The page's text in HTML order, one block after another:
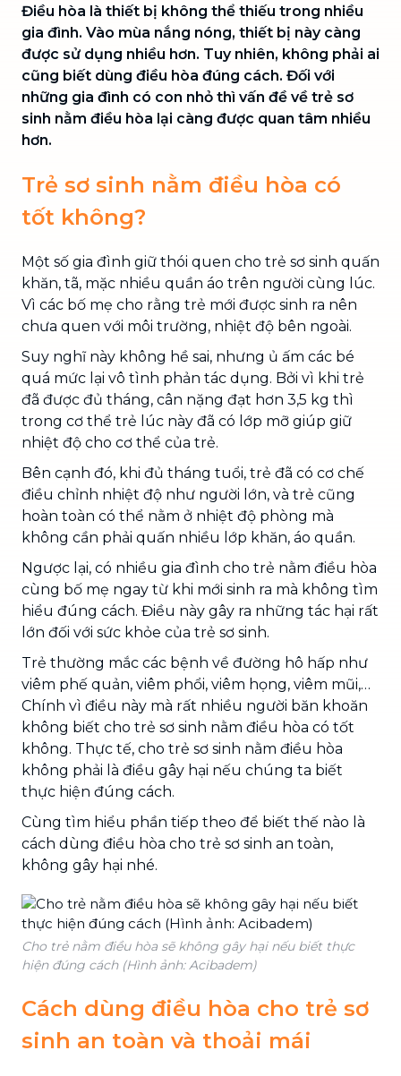
Điều hòa là thiết bị không thể thiếu trong nhiều
gia đình. Vào mùa nắng nóng, thiết bị này càng
được sử dụng nhiều hơn. Tuy nhiên, không phải ai
cũng biết dùng điều hòa đúng cách. Đối với
những gia đình có con nhỏ thì vấn đề về trẻ sơ
sinh nằm điều hòa lại càng được quan tâm nhiều
hơn.
Trẻ sơ sinh nằm điều hòa có
tốt không?
Một số gia đình giữ thói quen cho trẻ sơ sinh quấn
khăn, tã, mặc nhiều quần áo trên người cùng lúc.
Vì các bố mẹ cho rằng trẻ mới được sinh ra nên
chưa quen với môi trường, nhiệt độ bên ngoài.
Suy nghĩ này không hề sai, nhưng ủ ấm các bé
quá mức lại vô tình phản tác dụng. Bởi vì khi trẻ
đã được đủ tháng, cân nặng đạt hơn 3,5 kg thì
trong cơ thể trẻ lúc này đã có lớp mỡ giúp giữ
nhiệt độ cho cơ thể của trẻ.
Bên cạnh đó, khi đủ tháng tuổi, trẻ đã có cơ chế
điều chỉnh nhiệt độ như người lớn, và trẻ cũng
hoàn toàn có thể nằm ở nhiệt độ phòng mà
không cần phải quấn nhiều lớp khăn, áo quần.
Ngược lại, có nhiều gia đình cho trẻ nằm điều hòa
cùng bố mẹ ngay từ khi mới sinh ra mà không tìm
hiểu đúng cách. Điều này gây ra những tác hại rất
lớn đối với sức khỏe của trẻ sơ sinh.
Trẻ thường mắc các bệnh về đường hô hấp như
viêm phế quản, viêm phổi, viêm họng, viêm mũi,…
Chính vì điều này mà rất nhiều người băn khoăn
không biết cho trẻ sơ sinh nằm điều hòa có tốt
không. Thực tế, cho trẻ sơ sinh nằm điều hòa
không phải là điều gây hại nếu chúng ta biết
thực hiện đúng cách.
Cùng tìm hiểu phần tiếp theo để biết thế nào là
cách dùng điều hòa cho trẻ sơ sinh an toàn,
không gây hại nhé.
Cho trẻ nằm điều hòa sẽ không gây hại nếu biết thực
hiện đúng cách (Hình ảnh: Acibadem)
Cách dùng điều hòa cho trẻ sơ
sinh an toàn và thoải mái